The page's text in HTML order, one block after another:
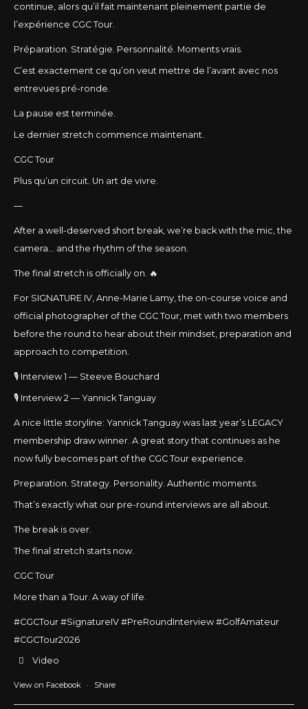
continue, alors qu’il fait maintenant pleinement partie de
l’expérience CGC Tour.
Préparation. Stratégie. Personnalité. Moments vrais.
C’est exactement ce qu’on veut mettre de l’avant avec nos
entrevues pré-ronde.
La pause est terminée.
Le dernier stretch commence maintenant.
CGC Tour
Plus qu’un circuit. Un art de vivre.
—
After a well-deserved short break, we’re back with the mic, the
camera… and the rhythm of the season.
The final stretch is officially on. 🔥
For SIGNATURE IV, Anne-Marie Lamy, the on-course voice and
official photographer of the CGC Tour, met with two members
before the round to hear about their mindset, preparation and
approach to competition.
🎙️ Interview 1 — Steeve Bouchard
🎙️ Interview 2 — Yannick Tanguay
A nice little storyline: Yannick Tanguay was last year’s LEGACY
membership draw winner. A great story that continues as he
now fully becomes part of the CGC Tour experience.
Preparation. Strategy. Personality. Authentic moments.
That’s exactly what our pre-round interviews are all about.
The break is over.
The final stretch starts now.
CGC Tour
More than a Tour. A way of life.
#CGCTour #SignatureIV #PreRoundInterview #GolfAmateur
#CGCTour2026
Video
View on Facebook · Share